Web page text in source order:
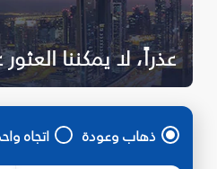
عذراً، لا يمكننا
ذهاب وعودة اتجاه